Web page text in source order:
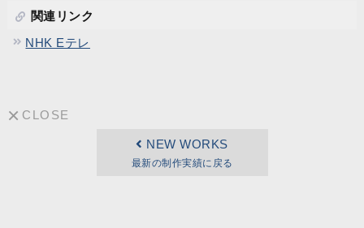
関連リンク
NHK Eテレ
CLOSE
NEW WORKS
最新の制作実績に戻る